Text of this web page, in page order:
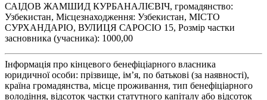
САІДОВ ЖАМШИД КУРБАНАЛІЄВІЧ, громадянство:
Узбекистан, Місцезнаходження: Узбекистан, МІСТО
СУРХАНДАРІО, ВУЛИЦЯ САРОСІО 15, Розмір частки
засновника (учасника): 1000,00
Інформація про кінцевого бенефіціарного власника
юридичної особи: прізвище, ім’я, по батькові (за наявності),
країна громадянства, місце проживання, тип бенефіціарного
володіння, відсоток частки статутного капіталу або відсоток